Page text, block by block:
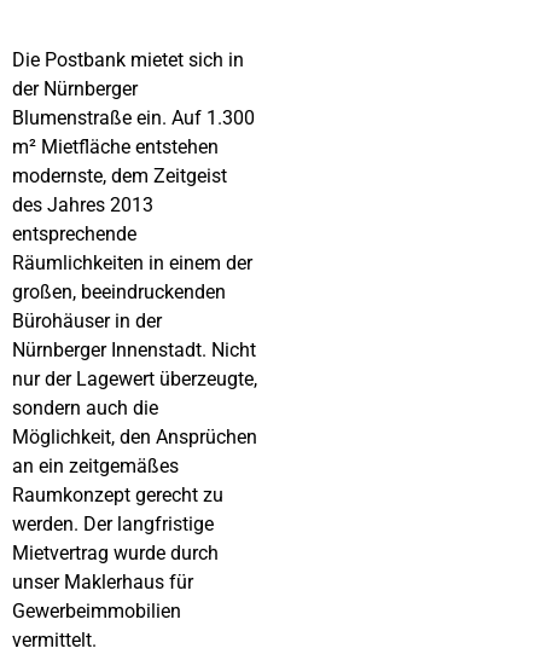
Die Postbank mietet sich in
der Nürnberger
Blumenstraße ein. Auf 1.300
m² Mietfläche entstehen
modernste, dem Zeitgeist
des Jahres 2013
entsprechende
Räumlichkeiten in einem der
großen, beeindruckenden
Bürohäuser in der
Nürnberger Innenstadt. Nicht
nur der Lagewert überzeugte,
sondern auch die
Möglichkeit, den Ansprüchen
an ein zeitgemäßes
Raumkonzept gerecht zu
werden. Der langfristige
Mietvertrag wurde durch
unser Maklerhaus für
Gewerbeimmobilien
vermittelt.